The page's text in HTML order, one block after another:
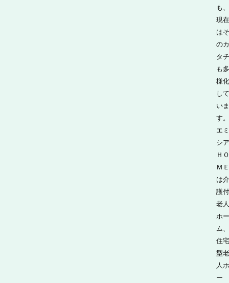
も
現
は
の
タ
も
様
し
い
す
エ
シ
Ｈ
Ｍ
は
護
老
ホ
ム
住
型
人
ー